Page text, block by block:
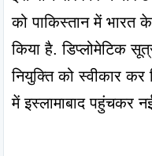
को पाकिस्तान में भारत
किया है. डिप्‍लोमेटिक
नियुक्ति को स्वीकार
में इस्लामाबाद पहुंचकर